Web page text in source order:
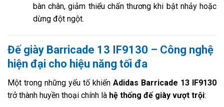
bàn chân, giảm thiểu chấn thương khi bật nhảy hoặc
dừng đột ngột.
Đế giày Barricade 13 IF9130 – Công nghệ
hiện đại cho hiệu năng tối đa
Một trong những yếu tố khiến Adidas Barricade 13 IF9130
trở thành huyền thoại chính là hệ thống đế giày vượt trội: